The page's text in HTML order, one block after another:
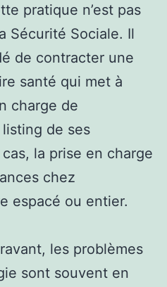
pratique n’est pas
Sécurité Sociale. Il
de contracter une
santé qui met à
charge de
listing de ses
la prise en charge
chez
espacé ou entier.
les problèmes
sont souvent en